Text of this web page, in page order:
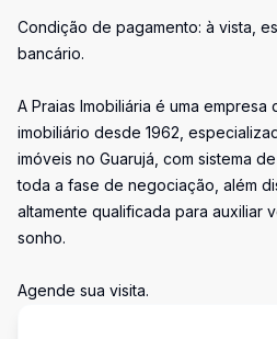
Condição de pagamento: à vista,
bancário.
A Praias Imobiliária é uma
imobiliário desde 1962,
imóveis no Guarujá, com sistema
toda a fase de negociação, além
altamente qualificada para auxiliar
sonho.
Agende sua visita.